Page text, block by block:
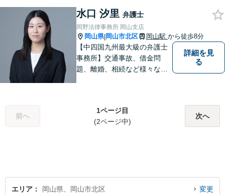
ている皆さまの現状を良い方
向に変化させることができる
ように全力を尽くします。
水口 汐里 弁護士
岡野法律事務所 岡山支店
岡山県|岡山市北区 岡山駅 から徒歩8分
【中四国九州最大級の弁護士
事務所】交通事故、借金問
題、離婚、相続など様々な問
詳細を見
る
前へ
1ページ目
(2ページ中)
次へ
エリア 岡山県、岡山市北区 変更